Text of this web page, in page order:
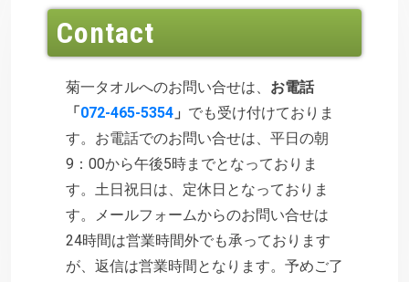
Contact
菊一タオルへのお問い合せは、 お電話
「 072-465-5354 」 でも受け付けておりま
す。お電話でのお問い合せは、平日の朝
9：00から午後5時までとなっておりま
す。土日祝日は、定休日となっておりま
す。メールフォームからのお問い合せは
24時間は営業時間外でも承っております
が、返信は営業時間となります。予めご了